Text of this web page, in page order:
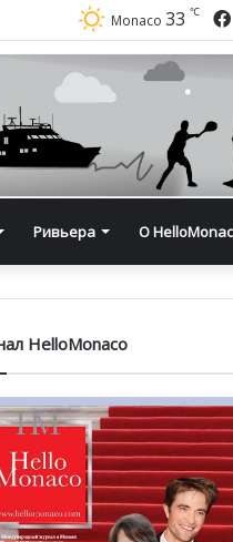
Monaco 33 ℃
Ривьера О
HelloMonaco